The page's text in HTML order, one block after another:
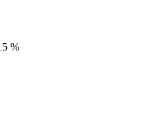
%